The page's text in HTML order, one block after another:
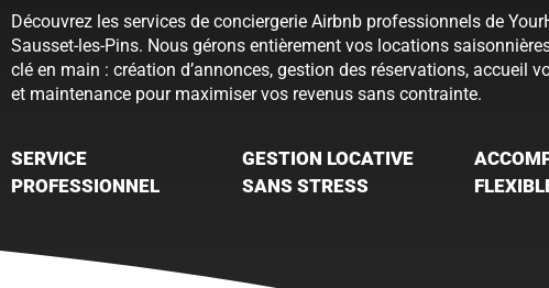
Découvrez les services de conciergerie Airbnb professionnels de
Sausset-les-Pins. Nous gérons entièrement vos locations
clé en main : création d’annonces, gestion des réservations, accueil
et maintenance pour maximiser vos revenus sans contrainte.
SERVICE
PROFESSIONNEL
GESTION LOCATIVE
SANS STRESS